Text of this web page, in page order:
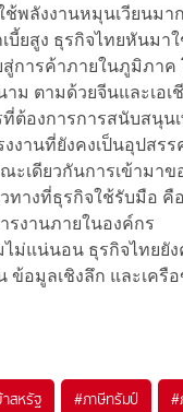
ช้พลังงานหมุนเวียนมา
บี้ยสูง ธุรกิจไทยหันม
การค้าภายในภูมิภาค
าม ตามด้วยจีนและเอ
ต้องการการสนับสนุน
งานที่ยังคงเป็นอุปสร
เดียวกันการเข้ามา
างที่ธุรกิจใช้รับมือ
รงานภายในองค์กร
ไม่แน่นอน ธุรกิจไทย
ข้อมูลเชิงลึก และเค
าสหรัฐ #ภาษีทรัมป์ #